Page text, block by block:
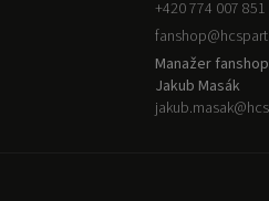
+420 774 007 851
fanshop@
Manažer
Jakub Masák
jakub.masak@